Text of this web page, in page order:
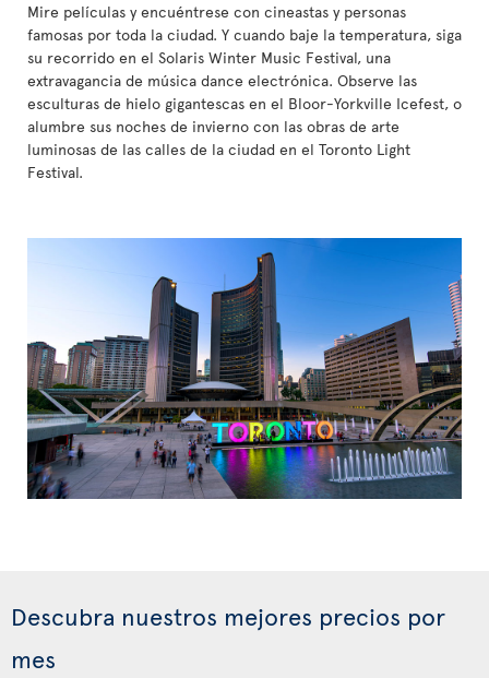
Mire películas y encuéntrese con cineastas y personas
famosas por toda la ciudad. Y cuando baje la temperatura, siga
su recorrido en el Solaris Winter Music Festival, una
extravagancia de música dance electrónica. Observe las
esculturas de hielo gigantescas en el Bloor-Yorkville Icefest, o
alumbre sus noches de invierno con las obras de arte
luminosas de las calles de la ciudad en el Toronto Light
Festival.
Descubra nuestros mejores precios por
mes